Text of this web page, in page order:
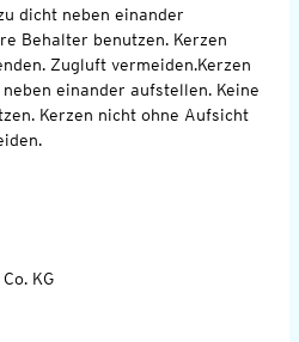
dicht neben einander
Behalter benutzen. Kerzen
Zugluft vermeiden.Kerzen
einander aufstellen. Keine
Kerzen nicht ohne Aufsicht
KG